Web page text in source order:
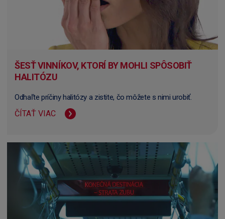
ŠESŤ VINNÍKOV, KTORÍ BY MOHLI SPÔSOBIŤ
HALITÓZU
Odhaľte príčiny halitózy a zistite, čo môžete s nimi urobiť.
ČÍTAŤ VIAC